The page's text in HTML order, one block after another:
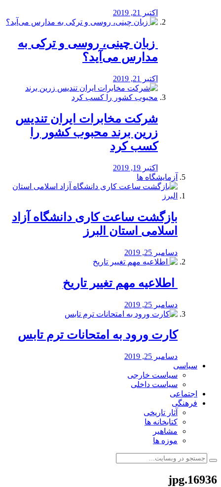
اکتبر 21, 2019
️ زبان چینی، روسی و ترکی به
مدارس می‌آید؟
اکتبر 21, 2019
شرکت مخابرات ایران تندیس
زرین برند محبوب کشور را
کسب کرد
اکتبر 19, 2019
آزمایشگاه ها
بازگشت ساعت کاری دانشگاه آزاد
اسلامی استان البرز
دسامبر 25, 2019
️ اطلاعیه مهم تغییر تاریخ
دسامبر 25, 2019
کارت ورود به امتحانات ترم تابس
دسامبر 25, 2019
سیاسی
سیاست خارجی
سیاست داخلی
اجتماعی
فرهنگی
آثار تاریخی
کتابخانه ها
مشاهیر
موزه ها
16936.jpg